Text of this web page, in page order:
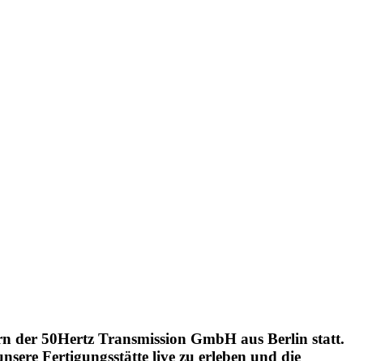
der 50Hertz Transmission GmbH aus Berlin statt.
Fertigungsstätte live zu erleben und die